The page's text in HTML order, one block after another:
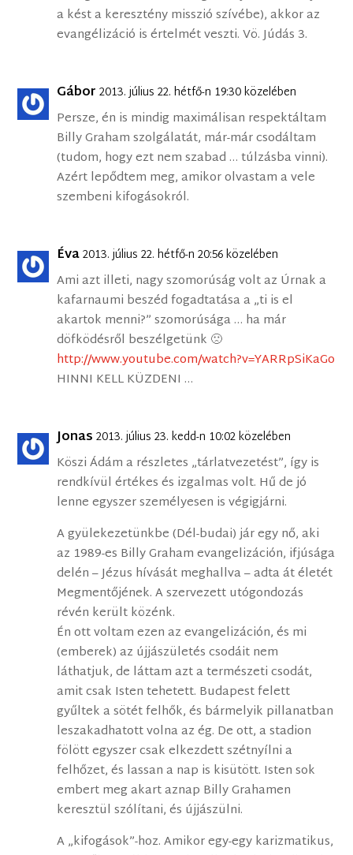
a kést a keresztény misszió szívébe), akkor az
evangélizáció is értelmét veszti. Vö. Júdás 3.
Gábor 2013. július 22. hétfő-n 19:30 közelében
Persze, én is mindig maximálisan respektáltam
Billy Graham szolgálatát, már-már csodáltam
(tudom, hogy ezt nem szabad … túlzásba vinni).
Azért lepődtem meg, amikor olvastam a vele
szembeni kifogásokról.
Éva2013. július 22. hétfő-n 20:56 közelében
Ami azt illeti, nagy szomorúság volt az Úrnak a
kafarnaumi beszéd fogadtatása a „ti is el
akartok menni?” szomorúsága … ha már
döfködésről beszélgetünk 🙁
http://www.youtube.com/watch?v=YARRpSiKaGo
HINNI KELL KÜZDENI …
Jonas 2013. július 23. kedd-n 10:02 közelében
Köszi Ádám a részletes „tárlatvezetést”, így is
rendkívül értékes és izgalmas volt. Hű de jó
lenne egyszer személyesen is végigjárni.
A gyülekezetünkbe (Dél-budai) jár egy nő, aki
az 1989-es Billy Graham evangelizáción, ifjúsága
delén – Jézus hívását meghallva – adta át életét
Megmentőjének. A szervezett utógondozás
révén került közénk.
Én ott voltam ezen az evangelizáción, és mi
(emberek) az újjászületés csodáit nem
láthatjuk, de láttam azt a természeti csodát,
amit csak Isten tehetett. Budapest felett
gyűltek a sötét felhők, és bármelyik pillanatban
leszakadhatott volna az ég. De ott, a stadion
fölött egyszer csak elkezdett szétnyílni a
felhőzet, és lassan a nap is kisütött. Isten sok
embert meg akart aznap Billy Grahamen
keresztül szólítani, és újjászülni.
A „kifogások”-hoz. Amikor egy-egy karizmatikus,